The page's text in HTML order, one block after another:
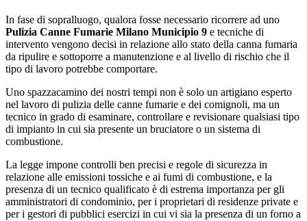
In fase di sopralluogo, qualora fosse necessario ricorrere ad uno
Pulizia Canne Fumarie Milano Municipio 9 e tecniche di
intervento vengono decisi in relazione allo stato della canna fumaria
da ripulire e sottoporre a manutenzione e al livello di rischio che il
tipo di lavoro potrebbe comportare.
Uno spazzacamino dei nostri tempi non è solo un artigiano esperto
nel lavoro di pulizia delle canne fumarie e dei comignoli, ma un
tecnico in grado di esaminare, controllare e revisionare qualsiasi tipo
di impianto in cui sia presente un bruciatore o un sistema di
combustione.
La legge impone controlli ben precisi e regole di sicurezza in
relazione alle emissioni tossiche e ai fumi di combustione, e la
presenza di un tecnico qualificato è di estrema importanza per gli
amministratori di condominio, per i proprietari di residenze private e
per i gestori di pubblici esercizi in cui vi sia la presenza di un forno a